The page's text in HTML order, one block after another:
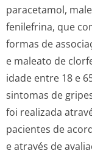
paracetamol,
fenilefrina, que
formas de
e maleato de
idade entre 18 e
sintomas de
foi realizada
pacientes de
e através de